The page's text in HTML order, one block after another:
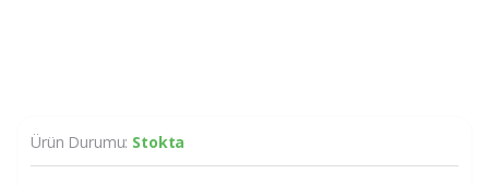
Ürün Durumu: Stokta